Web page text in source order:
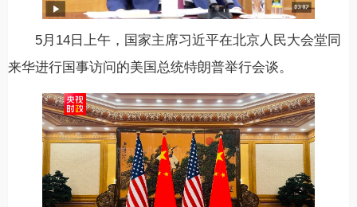
5月14日上午，国家主席习近平在北京人民大会堂同
来华进行国事访问的美国总统特朗普举行会谈。